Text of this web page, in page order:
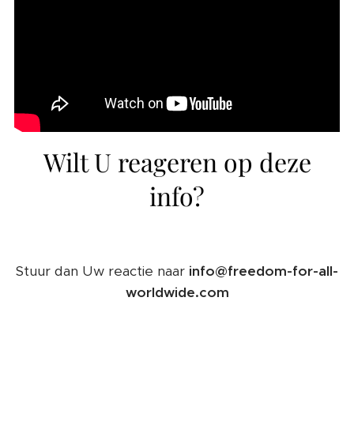
Wilt U reageren op deze
info?
Stuur dan Uw reactie naar info@freedom-for-all-
worldwide.com